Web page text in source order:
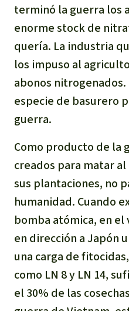
terminó la guerra los
enorme stock de
quería. La industria
los impuso al
abonos
especie de basurero
guerra.
Como producto de la
creados para matar
sus plantaciones, no
humanidad. Cuando
bomba atómica, en el
en dirección a Japón
una carga de
como LN 8 y LN 14,
el 30% de las